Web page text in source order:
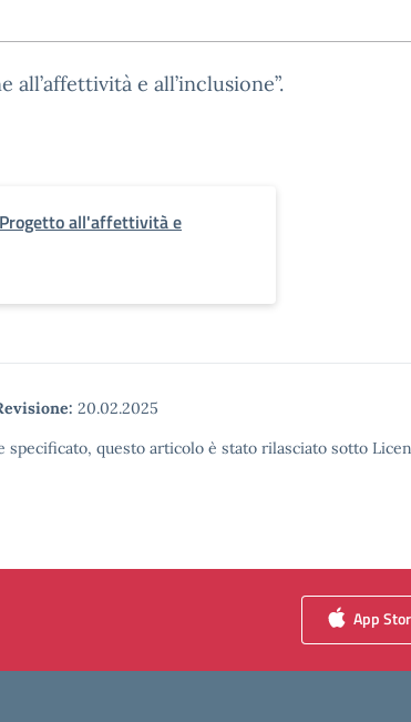
all’affettività e all’inclusione”.
all'affettività e
20.02.2025
specificato, questo articolo è stato rilasciato sotto
App